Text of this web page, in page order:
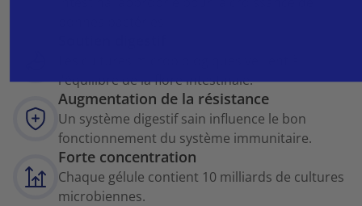
l'équilibre de la flore intestinale.
Augmentation de la résistance
Un système digestif sain influence le bon
fonctionnement du système immunitaire.
Forte concentration
Chaque gélule contient 10 milliards de cultures
microbiennes.